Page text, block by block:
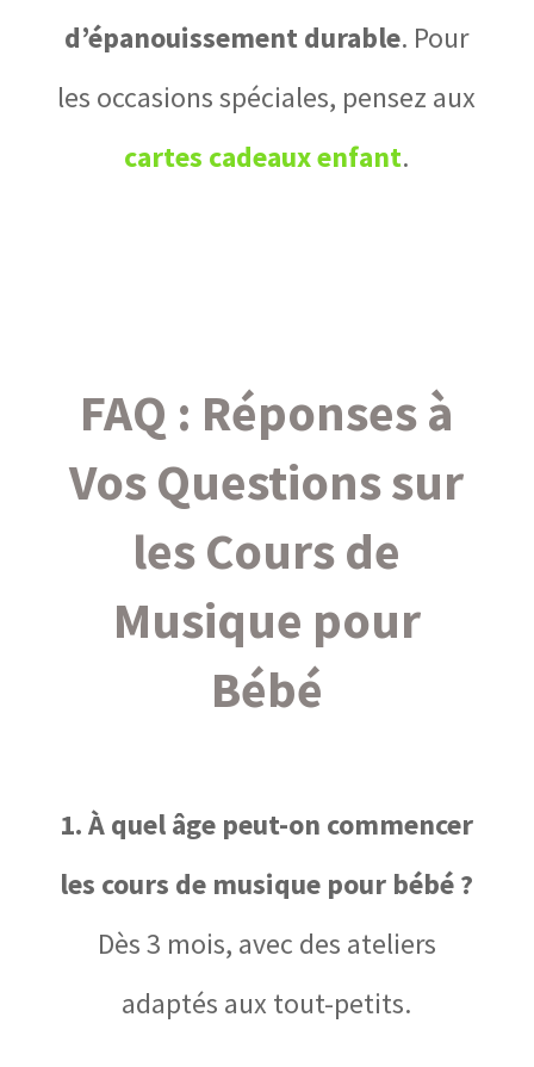
d’épanouissement durable. Pour
les occasions spéciales, pensez aux
cartes cadeaux enfant.
FAQ : Réponses à
Vos Questions sur
les Cours de
Musique pour
Bébé
1. À quel âge peut-on commencer
les cours de musique pour bébé ?
Dès 3 mois, avec des ateliers
adaptés aux tout-petits.